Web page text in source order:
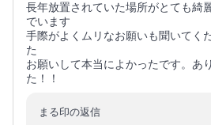
長年放置されていた場所がとても綺
でいます
手際がよくムリなお願いも聞いてく
た
お願いして本当によかったです。あ
た！！
まる印の返信